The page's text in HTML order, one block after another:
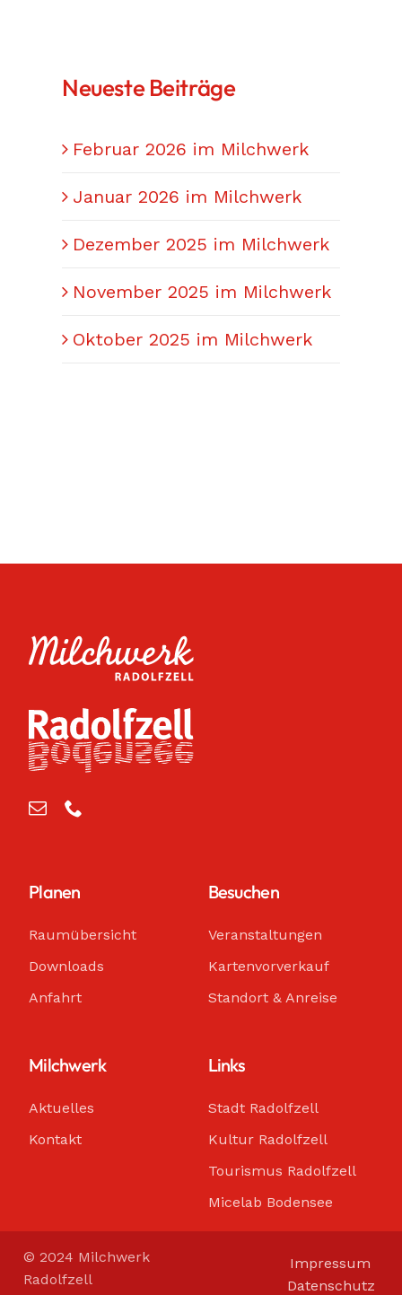
Neueste Beiträge
Februar 2026 im Milchwerk
Januar 2026 im Milchwerk
Dezember 2025 im Milchwerk
November 2025 im Milchwerk
Oktober 2025 im Milchwerk
Planen
Raumübersicht
Downloads
Anfahrt
Besuchen
Veranstaltungen
Kartenvorverkauf
Standort & Anreise
Milchwerk
Aktuelles
Kontakt
Links
Stadt Radolfzell
Kultur Radolfzell
Tourismus Radolfzell
Micelab Bodensee
© 2024 Milchwerk
Radolfzell
Impressum
Datenschutz